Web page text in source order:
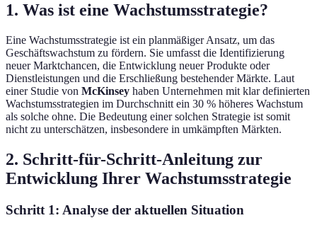
1. Was ist eine Wachstumsstrategie?
Eine Wachstumsstrategie ist ein planmäßiger Ansatz, um das
Geschäftswachstum zu fördern. Sie umfasst die Identifizierung
neuer Marktchancen, die Entwicklung neuer Produkte oder
Dienstleistungen und die Erschließung bestehender Märkte. Laut
einer Studie von McKinsey haben Unternehmen mit klar definierten
Wachstumsstrategien im Durchschnitt ein 30 % höheres Wachstum
als solche ohne. Die Bedeutung einer solchen Strategie ist somit
nicht zu unterschätzen, insbesondere in umkämpften Märkten.
2. Schritt-für-Schritt-Anleitung zur
Entwicklung Ihrer Wachstumsstrategie
Schritt 1: Analyse der aktuellen Situation